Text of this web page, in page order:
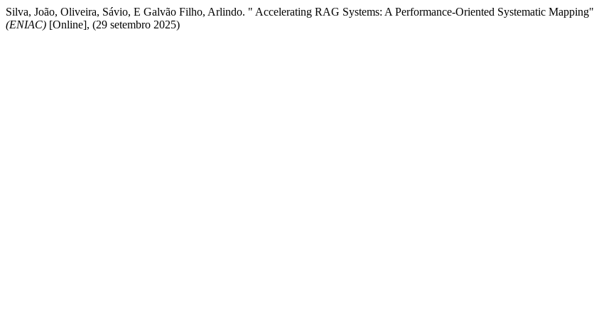
Silva, João, Oliveira, Sávio, E Galvão Filho, Arlindo. " Accelerating RAG Systems: A Performance-Oriented Systematic Mapping"
(ENIAC) [Online], (29 setembro 2025)